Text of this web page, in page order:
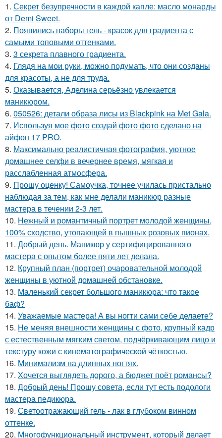
1. Секрет безупречности в каждой капле: масло монарды
от Demi Sweet.
2. Появились наборы гель - красок для градиента с
самыми топовыми оттенками.
3. 3 секрета плавного градиента.
4. Глядя на мои руки, можно подумать, что они созданы
для красоты, а не для труда.
5. Оказывается, Аделина серьёзно увлекается
маникюром.
6. 050526: детали образа лисы из Blackpink на Met Gala.
7. Используя мое фото создай фото фото сделано на
айфон 17 PRO.
8. Максимально реалистичная фотография, уютное
домашнее селфи в вечернее время, мягкая и
расслабленная атмосфера.
9. Прошу оценку! Самоучка, точнее училась пристально
наблюдая за тем, как мне делали маникюр разные
мастера в течении 2-3 лет.
10. Нежный и романтичный портрет молодой женщины,
100% сходство, утопающей в пышных розовых пионах.
11. Добрый день. Маникюр у сертифицированного
мастера с опытом более пяти лет делала.
12. Крупный план (портрет) очаровательной молодой
женщины в уютной домашней обстановке.
13. Маленький секрет большого маникюра: что такое
баф?
14. Уважаемые мастера! А вы ногти сами себе делаете?
15. Не меняя внешности женщины с фото, крупный кадр
с естественным мягким светом, подчёркивающим лицо и
текстуру кожи с кинематографической чёткостью.
16. Минимализм на длинных ногтях.
17. Хочется выглядеть дорого, а бюджет поёт романсы?
18. Добрый день! Прошу совета, если тут есть подологи
мастера педикюра.
19. Светоотражающий гель - лак в глубоком винном
оттенке.
20. Многофункциональный инструмент, который делает